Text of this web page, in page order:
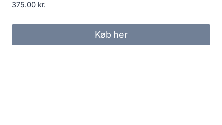
375.00 kr.
Køb her